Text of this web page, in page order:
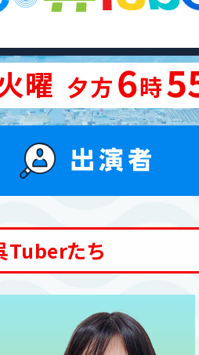
曜 夕方6時
Tuberたち